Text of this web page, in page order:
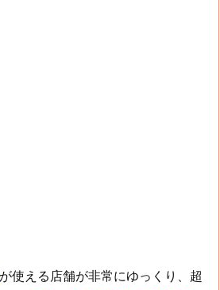
が使える店舗が非常にゆっくり、超